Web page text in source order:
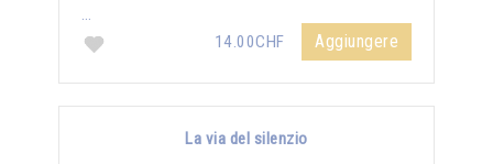
…
14.00CHF
Aggiungere
La via del silenzio